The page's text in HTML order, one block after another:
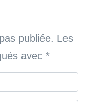
publiée. Les
avec *